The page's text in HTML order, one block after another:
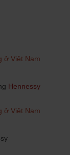
Hennessy